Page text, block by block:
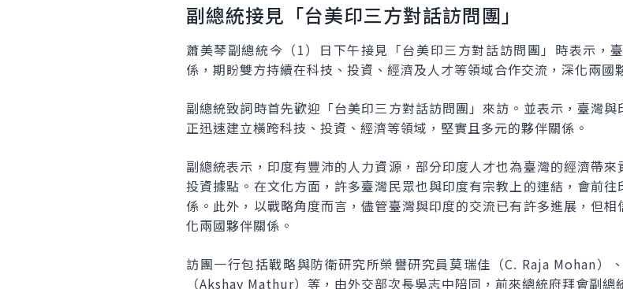
副總統接見「台美印三方對話訪問團」
蕭美琴副總統今（1）日下午接見「台美印三方對話訪問團」時表示，
係，期盼雙方持續在科技、投資、經濟及人才等領域合作交流，深化兩國
副總統致詞時首先歡迎「台美印三方對話訪問團」來訪。並表示，臺灣
正迅速建立橫跨科技、投資、經濟等領域，堅實且多元的夥伴關係。
副總統表示，印度有豐沛的人力資源，部分印度人才也為臺灣的經濟帶
投資據點。在文化方面，許多臺灣民眾也與印度有宗教上的連結，會前
係。此外，以戰略角度而言，儘管臺灣與印度的交流已有許多進展，但
化兩國夥伴關係。
訪團一行包括戰略與防衛研究所榮譽研究員莫瑞佳（C. Raja Mohan）
（Akshay Mathur）等，由外交部次長吳志中陪同，前來總統府拜會副總